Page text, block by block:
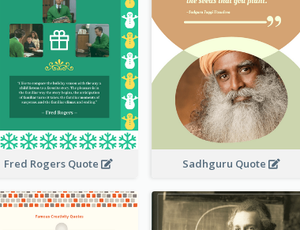
Fred Rogers Quote Sadhguru Quote